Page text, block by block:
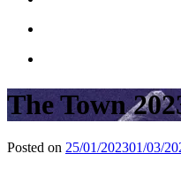
The Town
Posted on 25/01/202301/03/